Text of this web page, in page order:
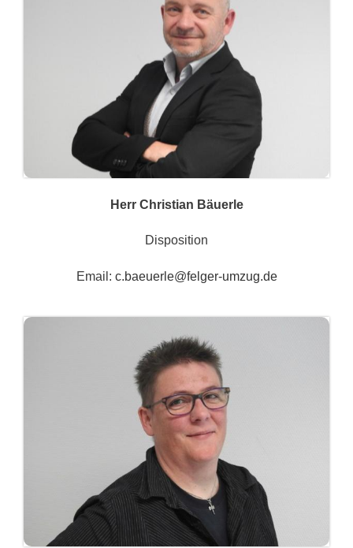
Herr Christian Bäuerle
Disposition
Email: c.baeuerle@felger-umzug.de